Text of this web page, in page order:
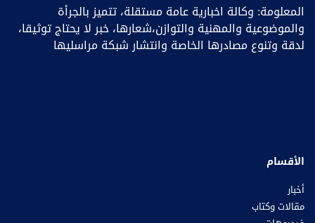
المعلومة: وكالة اخبارية عامة مستقلة، تتميز بالجرأة
والموضوعية والمهنية والتوازن،شعارها، خبر ﻻ يحتاج توثيقا،
لدقة وتنوع مصادرها الخاصة وانتشار شبكة مراسليها
الأقسام
أخبار
مقالات وكتاب